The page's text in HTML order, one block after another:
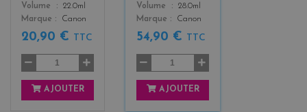
Color
Volume
22.0ml
Marque
Canon
20,90 € TTC
AJOUTER
Color
Volume
28.0ml
Marque
Canon
54,90 € TTC
AJOUTER